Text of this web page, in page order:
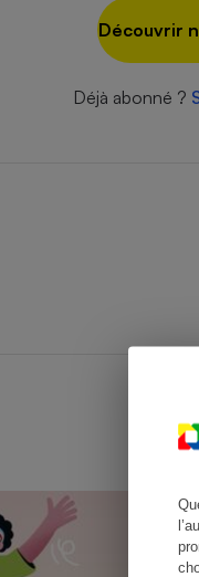
Découvrir
Déjà abonné ?